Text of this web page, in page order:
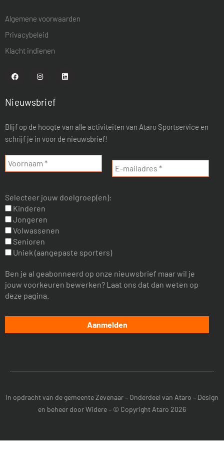
Algemene voorwaarden
Privacybeleid
Klacht indienen
Nieuwsbrief
Blijf op de hoogte van alle activiteiten van Ataro Sportservice en
schrijf je in voor de nieuwsbrief!
Selecteer jouw doelgroep(en):
Kinderen
Jongeren
Volwassenen
Senioren
Uniek (aangepaste sporters)
Ben je al geabonneerd op onze nieuwsbrief maar wil je
jouw voorkeuren bewerken? Laat ons dat dan weten op
deze pagina.
In opdracht van de gemeente Zevenaar– Onderdeel van Ataro – Design
en beheer doorWidere– © Copyright Ataro 2026